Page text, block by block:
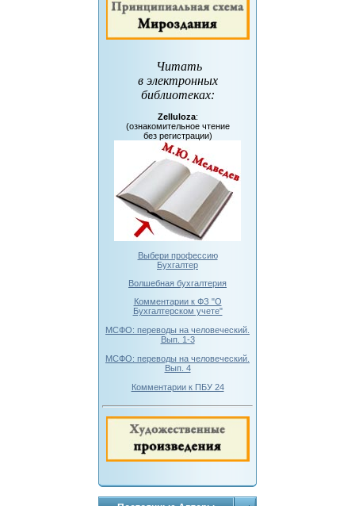
Читать
в электронных
библиотеках:
Zelluloza:
(ознакомительное чтение
без регистрации)
Выбери профессию
Бухгалтер
Волшебная бухгалтерия
Комментарии к ФЗ "О
Бухгалтерском учете"
МСФО: переводы на человеческий.
Вып. 1-3
МСФО: переводы на человеческий.
Вып. 4
Комментарии к ПБУ 24